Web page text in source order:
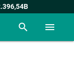
search menu